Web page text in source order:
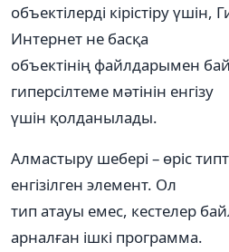
объектілерді кірістіру үшін,
Интернет не басқа
объектінің файлдарымен
гиперсілтеме мәтінін енгізу
үшін қолданылады.
Алмастыру шебері – өріс
енгізілген элемент. Ол
тип атауы емес, кестелер
арналған ішкі программа.